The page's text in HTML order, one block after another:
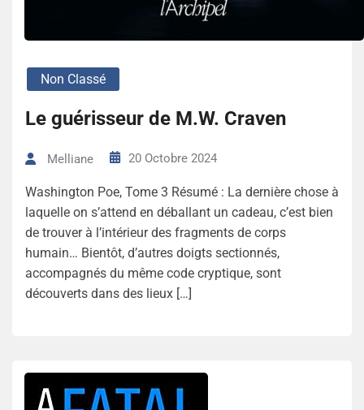
Non Classé
Le guérisseur de M.W. Craven
Melliane 20 Octobre 2024
Washington Poe, Tome 3 Résumé : La dernière chose à
laquelle on s’attend en déballant un cadeau, c’est bien
de trouver à l’intérieur des fragments de corps
humain… Bientôt, d’autres doigts sectionnés,
accompagnés du même code cryptique, sont
découverts dans des lieux […]